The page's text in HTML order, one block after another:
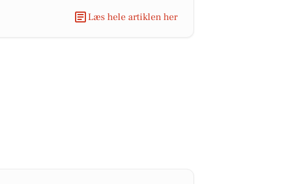
Læs hele artiklen her